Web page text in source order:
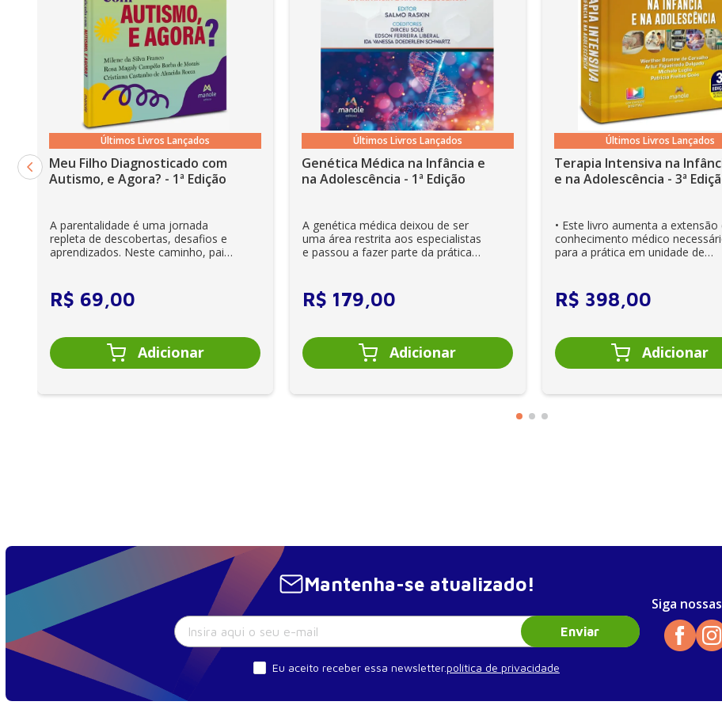
Últimos Livros Lançados
Meu Filho Diagnosticado com
Autismo, e Agora? - 1ª Edição
A parentalidade é uma jornada
repleta de descobertas, desafios e
aprendizados. Neste caminho, pais
R$ 69,00
Últimos Livros Lançados
Genética Médica na Infância e
na Adolescência - 1ª Edição
A genética médica deixou de ser
uma área restrita aos especialistas
e passou a fazer parte da prática
R$ 179,00
Últimos Livros Lançados
Terapia Intensiva na
e na Adolescência -
• Este livro aumenta a extensão
conhecimento médico
para a prática em unidade de
R$ 398,00
Mantenha-se atualizado!
Enviar
Eu aceito receber essa newsletter.política de privacidade
Siga